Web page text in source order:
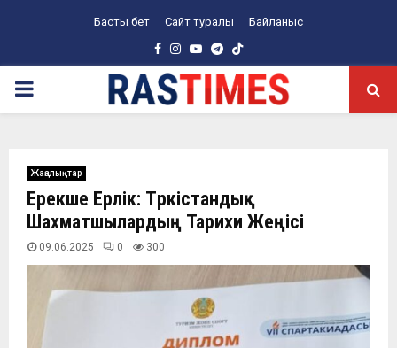
Басты бет Сайт туралы Байланыс
Facebook
Instagram
YoutubeTelegram
PRIMARY
Жаңалықтар
Ерекше Ерлік: Түркістандық
Шахматшылардың Тарихи Жеңісі
09.06.2025 0 300